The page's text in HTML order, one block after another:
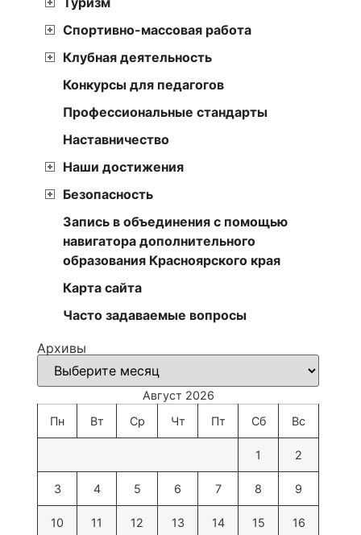
Спортивно-массовая работа
Клубная деятельность
Конкурсы для педагогов
Профессиональные стандарты
Наставничество
Наши достижения
Безопасность
Запись в объединения с помощью
навигатора дополнительного
образования Красноярского края
Карта сайта
Часто задаваемые вопросы
Архивы
Август 2026
Пн
Вт Ср Чт Пт Сб Вс
1 2
3 4 5 6 7 8 9
10 11 12 13 14 15 16